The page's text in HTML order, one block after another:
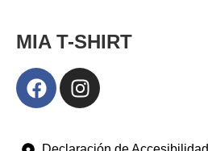
MIA T-SHIRT